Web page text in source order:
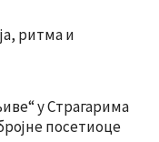
ритма и
у Страгарима
посетиоце